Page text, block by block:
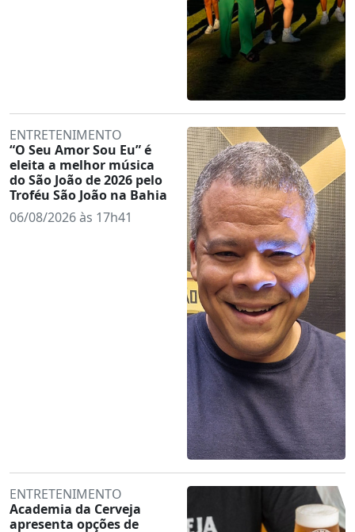
ENTRETENIMENTO
“O Seu Amor Sou Eu” é
eleita a melhor música
do São João de 2026 pelo
Troféu São João na Bahia
06/08/2026 às 17h41
ENTRETENIMENTO
Academia da Cerveja
apresenta opções de